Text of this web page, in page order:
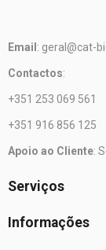
Email : geral@cat-
Contactos:
+351 253 069 561
+351 916 856 125
Apoio ao Cliente:
Serviços
Informações